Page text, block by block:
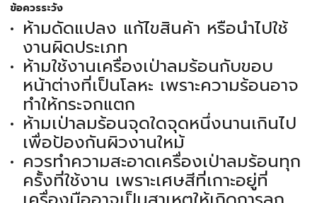
ข้อควรระวัง
ห้ามดัดแปลง แก้ไขสินค้า หรือนำไปใช้
งานผิดประเภท
ห้ามใช้งานเครื่องเป่าลมร้อนกับขอบ
หน้าต่างที่เป็นโลหะ เพราะความร้อนอาจ
ทำให้กระจกแตก
ห้ามเป่าลมร้อนจุดใดจุดหนึ่งนานเกินไป
เพื่อป้องกันผิวงานใหม้
ควรทำความสะอาดเครื่องเป่าลมร้อนทุก
ครั้งที่ใช้งาน เพราะเศษสีที่เกาะอยู่ที่